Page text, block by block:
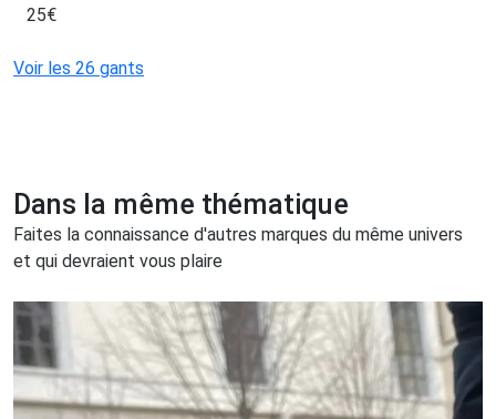
25€
Voir les 26 gants
Dans la même thématique
Faites la connaissance d'autres marques du même univers
et qui devraient vous plaire